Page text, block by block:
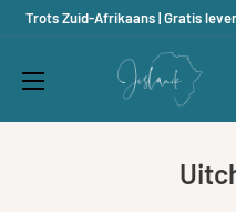
Doorgaan
artikel
Trots Zuid-Afrikaans | Gratis
Jislaaik
Shop